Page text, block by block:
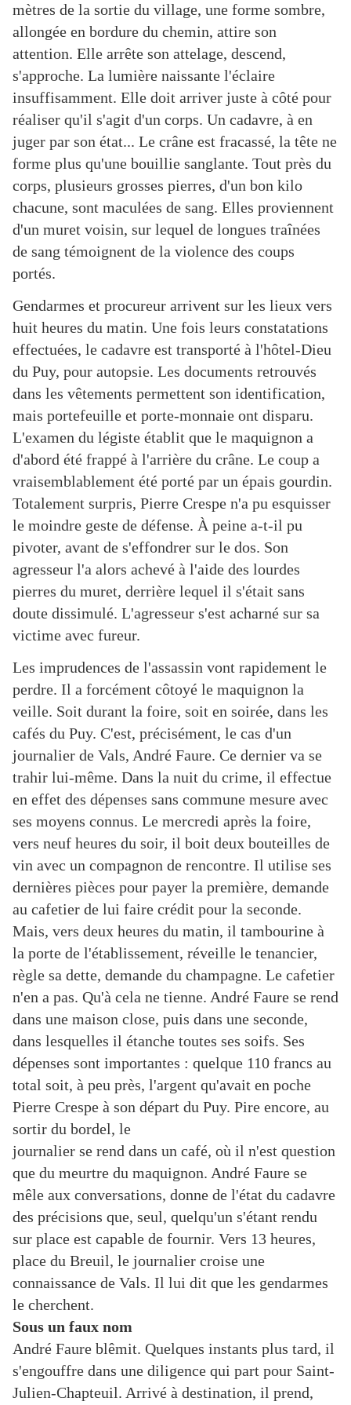
mètres de la sortie du village, une forme sombre,
allongée en bordure du chemin, attire son
attention. Elle arrête son attelage, descend,
s'approche. La lumière naissante l'éclaire
insuffisamment. Elle doit arriver juste à côté pour
réaliser qu'il s'agit d'un corps. Un cadavre, à en
juger par son état... Le crâne est fracassé, la tête ne
forme plus qu'une bouillie sanglante. Tout près du
corps, plusieurs grosses pierres, d'un bon kilo
chacune, sont maculées de sang. Elles proviennent
d'un muret voisin, sur lequel de longues traînées
de sang témoignent de la violence des coups
portés.
Gendarmes et procureur arrivent sur les lieux vers
huit heures du matin. Une fois leurs constatations
effectuées, le cadavre est transporté à l'hôtel-Dieu
du Puy, pour autopsie. Les documents retrouvés
dans les vêtements permettent son identification,
mais portefeuille et porte-monnaie ont disparu.
L'examen du légiste établit que le maquignon a
d'abord été frappé à l'arrière du crâne. Le coup a
vraisemblablement été porté par un épais gourdin.
Totalement surpris, Pierre Crespe n'a pu esquisser
le moindre geste de défense. À peine a-t-il pu
pivoter, avant de s'effondrer sur le dos. Son
agresseur l'a alors achevé à l'aide des lourdes
pierres du muret, derrière lequel il s'était sans
doute dissimulé. L'agresseur s'est acharné sur sa
victime avec fureur.
Les imprudences de l'assassin vont rapidement le
perdre. Il a forcément côtoyé le maquignon la
veille. Soit durant la foire, soit en soirée, dans les
cafés du Puy. C'est, précisément, le cas d'un
journalier de Vals, André Faure. Ce dernier va se
trahir lui-même. Dans la nuit du crime, il effectue
en effet des dépenses sans commune mesure avec
ses moyens connus. Le mercredi après la foire,
vers neuf heures du soir, il boit deux bouteilles de
vin avec un compagnon de rencontre. Il utilise ses
dernières pièces pour payer la première, demande
au cafetier de lui faire crédit pour la seconde.
Mais, vers deux heures du matin, il tambourine à
la porte de l'établissement, réveille le tenancier,
règle sa dette, demande du champagne. Le cafetier
n'en a pas. Qu'à cela ne tienne. André Faure se rend
dans une maison close, puis dans une seconde,
dans lesquelles il étanche toutes ses soifs. Ses
dépenses sont importantes : quelque 110 francs au
total soit, à peu près, l'argent qu'avait en poche
Pierre Crespe à son départ du Puy. Pire encore, au
sortir du bordel, le
journalier se rend dans un café, où il n'est question
que du meurtre du maquignon. André Faure se
mêle aux conversations, donne de l'état du cadavre
des précisions que, seul, quelqu'un s'étant rendu
sur place est capable de fournir. Vers 13 heures,
place du Breuil, le journalier croise une
connaissance de Vals. Il lui dit que les gendarmes
le cherchent.
Sous un faux nom
André Faure blêmit. Quelques instants plus tard, il
s'engouffre dans une diligence qui part pour Saint-
Julien-Chapteuil. Arrivé à destination, il prend,